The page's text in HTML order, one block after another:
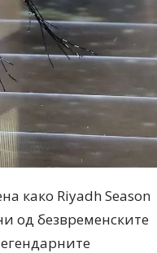
како Riyadh Season
од безвременските